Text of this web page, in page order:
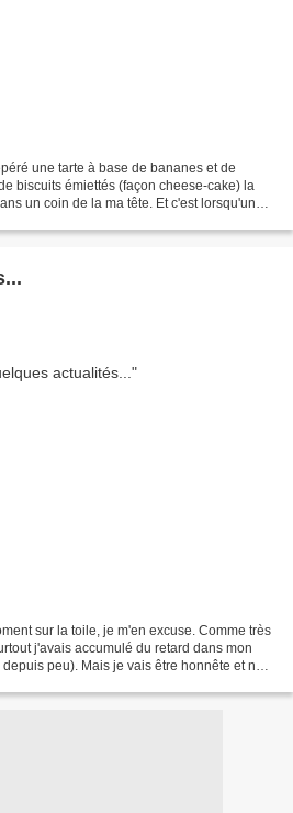
une tarte à base de bananes et de
biscuits émiettés (façon cheese-cake) la
un coin de la ma tête. Et c'est lorsqu'une
sur la toile, je m'en excuse. Comme très
j'avais accumulé du retard dans mon
peu). Mais je vais être honnête et ne